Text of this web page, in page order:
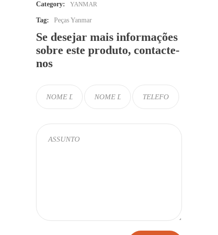
Category: YANMAR
Tag: Peças Yanmar
Se desejar mais informações
sobre este produto, contacte-
nos